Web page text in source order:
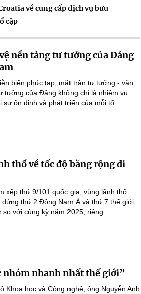
về cung cấp dịch vụ bưu
cập
nền tảng tư tưởng của Đảng
biến phức tạp, mặt trận tư tưởng - văn
tưởng của Đảng không chỉ là nhiệm vụ
ổn định và phát triển của mỗi tổ...
thổ về tốc độ băng rộng di
xếp thứ 9/101 quốc gia, vùng lãnh thổ
thứ 2 Đông Nam Á và thứ 7 thế giới.
với cùng kỳ năm 2025; riêng...
nhóm nhanh nhất thế giới”
Khoa học và Công nghệ, ông Nguyễn Anh